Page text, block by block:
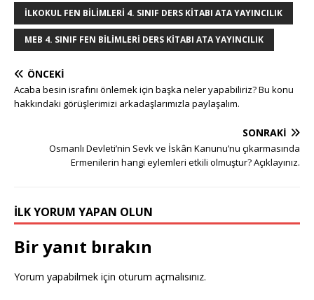
ILKOKUL FEN BILIMLERI 4. SINIF DERS KITABI ATA YAYINCILIK
MEB 4. SINIF FEN BILIMLERI DERS KITABI ATA YAYINCILIK
ÖNCEKI
Acaba besin israfını önlemek için başka neler yapabiliriz? Bu konu
hakkındaki görüşlerimizi arkadaşlarımızla paylaşalım.
SONRAKI
Osmanlı Devleti’nin Sevk ve İskân Kanunu’nu çıkarmasında
Ermenilerin hangi eylemleri etkili olmuştur? Açıklayınız.
İLK YORUM YAPAN OLUN
Bir yanıt bırakın
Yorum yapabilmek için oturum açmalısınız.